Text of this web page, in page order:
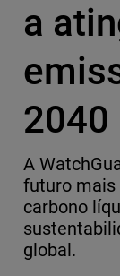
a
2040
A
futuro mais
carbono
global.